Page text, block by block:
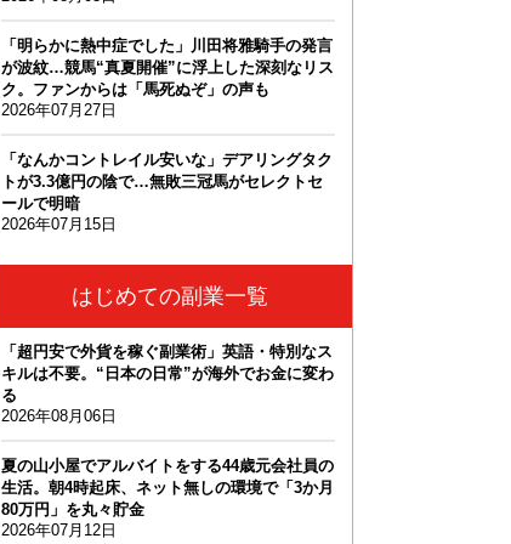
「明らかに熱中症でした」川田将雅騎手の発言
が波紋…競馬“真夏開催”に浮上した深刻なリス
ク。ファンからは「馬死ぬぞ」の声も
2026年07月27日
「なんかコントレイル安いな」デアリングタク
トが3.3億円の陰で…無敗三冠馬がセレクトセ
ールで明暗
2026年07月15日
はじめての副業一覧
「超円安で外貨を稼ぐ副業術」英語・特別なス
キルは不要。“日本の日常”が海外でお金に変わ
る
2026年08月06日
夏の山小屋でアルバイトをする44歳元会社員の
生活。朝4時起床、ネット無しの環境で「3か月
80万円」を丸々貯金
2026年07月12日